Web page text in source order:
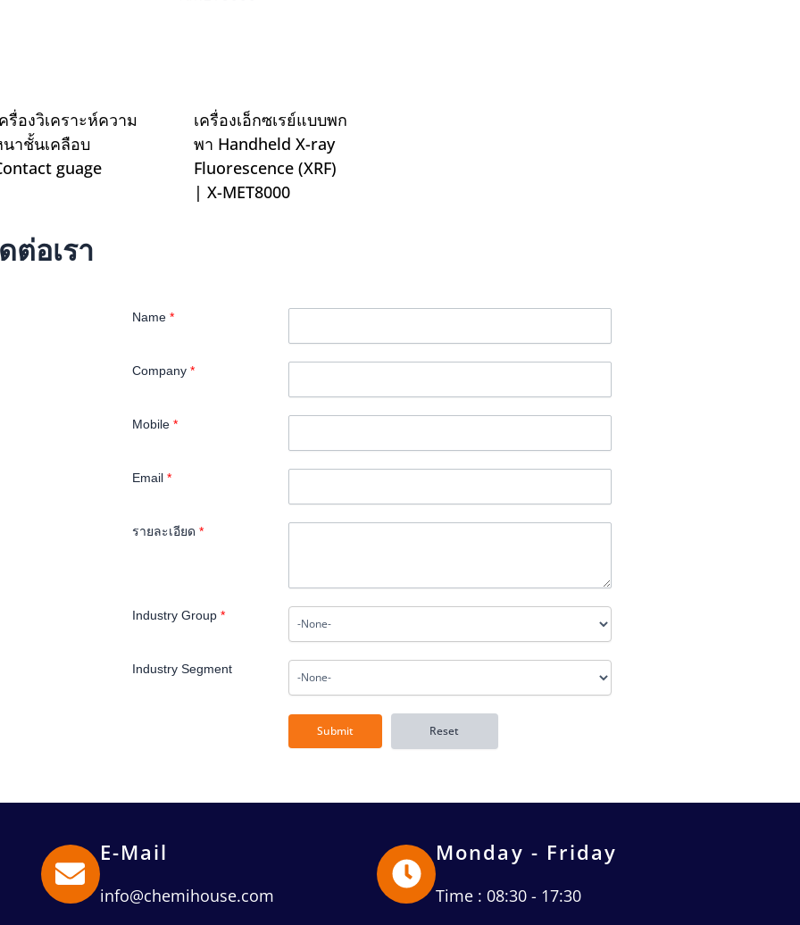
รื่องวิเคราะห์ความ
าชั้นเคลือบ
guage
เครื่องเอ็กซเรย์แบบพก
พา Handheld X-ray
Fluorescence (XRF)
| X-MET8000
ต่อเรา
Name *
Company *
Mobile *
Email *
รายละเอียด *
Industry Group *
Industry Segment
E-Mail
info@chemihouse.com
Monday - Friday
Time : 08:30 - 17:30